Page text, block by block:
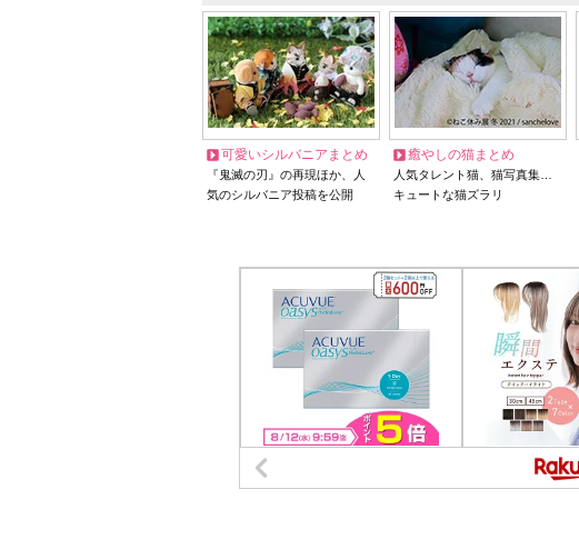
可愛いシルバニアまとめ
『鬼滅の刃』の再現ほか、人
気のシルバニア投稿を公開
癒やしの猫まとめ
人気タレント猫、猫写真集…
キュートな猫ズラリ